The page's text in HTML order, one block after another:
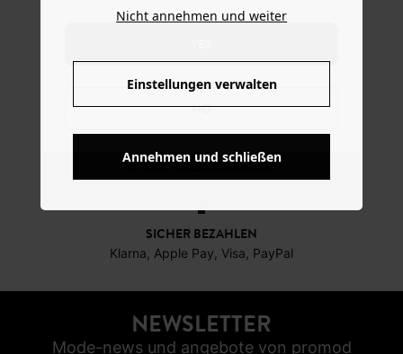
NO
KOSTENFREIE LIEFERUNG
30 TAGE RÜCKGABERECHT
SICHER BEZAHLEN
Klarna, Apple Pay, Visa, PayPal
NEWSLETTER
Mode-news und angebote von promod
Nicht annehmen und weiter
Einstellungen verwalten
Annehmen und schließen